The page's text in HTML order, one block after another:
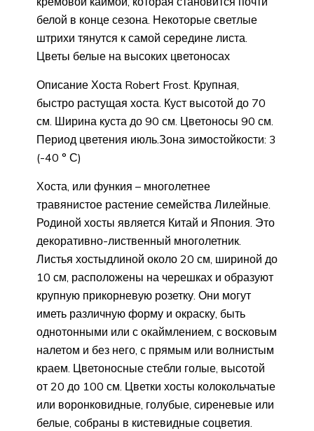
белой в конце сезона. Некоторые светлые
штрихи тянутся к самой середине листа.
Цветы белые на высоких цветоносах
Описание Хоста Robert Frost. Крупная,
быстро растущая хоста. Куст высотой до 70
см. Ширина куста до 90 см. Цветоносы 90 см.
Период цветения июль.Зона зимостойкости: 3
(-40 ° С)
Хоста, или функия – многолетнее
травянистое растение семейства Лилейные.
Родиной хосты является Китай и Япония. Это
декоративно-лиственный многолетник.
Листья хостыдлиной около 20 см, шириной до
10 см, расположены на черешках и образуют
крупную прикорневую розетку. Они могут
иметь различную форму и окраску, быть
однотонными или с окаймлением, с восковым
налетом и без него, с прямым или волнистым
краем. Цветоносные стебли голые, высотой
от 20 до 100 см. Цветки хосты колокольчатые
или воронковидные, голубые, сиреневые или
белые, собраны в кистевидные соцветия.